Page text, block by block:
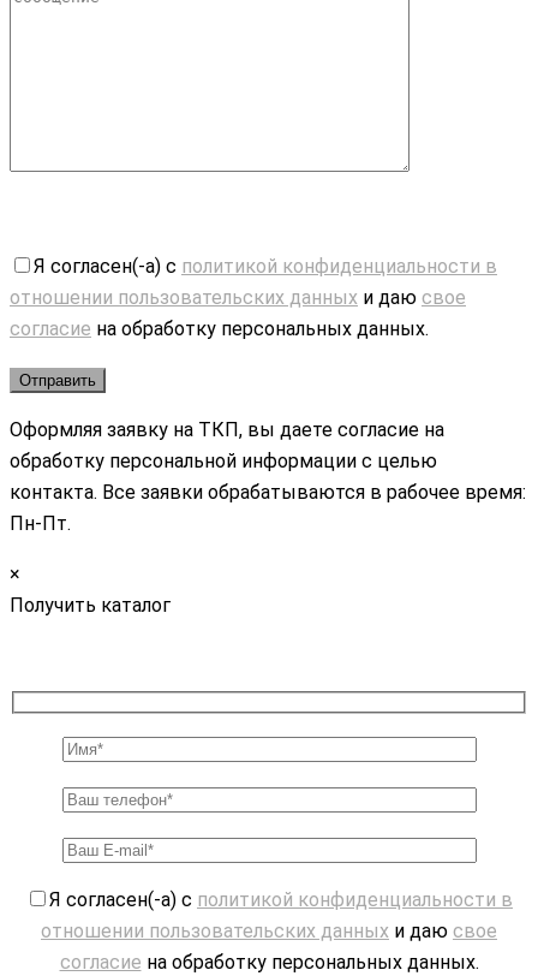
Я согласен(-а) с политикой конфиденциальности в
отношении пользовательских данных и даю свое
согласие на обработку персональных данных.
Оформляя заявку на ТКП, вы даете согласие на
обработку персональной информации с целью
контакта. Все заявки обрабатываются в рабочее время:
Пн-Пт.
×
Получить каталог
Я согласен(-а) с политикой конфиденциальности в
отношении пользовательских данных и даю свое
согласие на обработку персональных данных.